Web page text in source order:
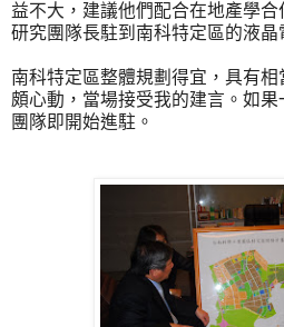
益不大，建議他們配合在地產學
研究團隊長駐到南科特定區的液晶
南科特定區整體規劃得宜，具有
頗心動，當場接受我的建言。如
團隊即開始進駐。